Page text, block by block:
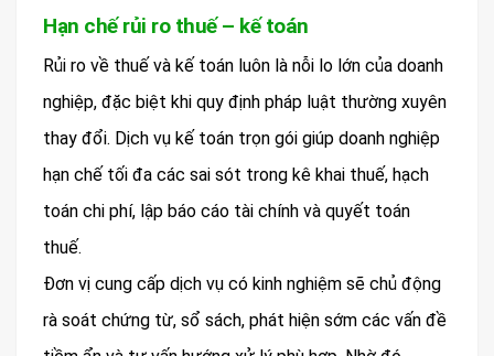
Hạn chế rủi ro thuế – kế toán
Rủi ro về thuế và kế toán luôn là nỗi lo lớn của doanh
nghiệp, đặc biệt khi quy định pháp luật thường xuyên
thay đổi. Dịch vụ kế toán trọn gói giúp doanh nghiệp
hạn chế tối đa các sai sót trong kê khai thuế, hạch
toán chi phí, lập báo cáo tài chính và quyết toán
thuế.
Đơn vị cung cấp dịch vụ có kinh nghiệm sẽ chủ động
rà soát chứng từ, sổ sách, phát hiện sớm các vấn đề